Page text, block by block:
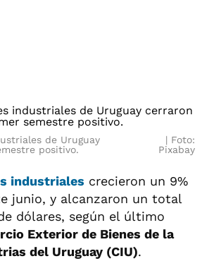
de Uruguay
positivo.
Foto:
Pixabay
industriales crecieron un 9%
junio, y alcanzaron un total
dólares, según el último
Exterior de Bienes de la
del Uruguay (CIU).